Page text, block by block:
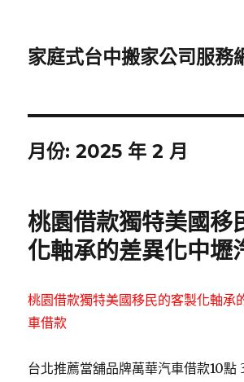
家庭式台中搬家公司服務
月份:2025 年 2 月
桃園借款獨特美國移
化軸承的差異化中壢
桃園借款獨特美國移民的客製化軸承
車借款
台北推薦當舖品牌萬華汽車借款10點